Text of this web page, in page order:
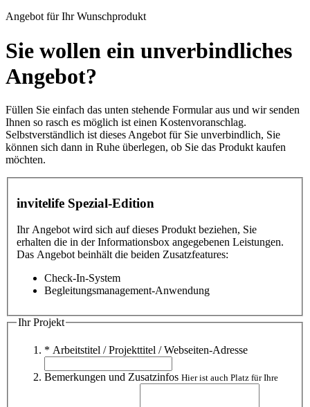
Angebot für Ihr Wunschprodukt
Sie wollen ein unverbindliches
Angebot?
Füllen Sie einfach das unten stehende Formular aus und wir senden
Ihnen so rasch es möglich ist einen Kostenvoranschlag.
Selbstverständlich ist dieses Angebot für Sie unverbindlich, Sie
können sich dann in Ruhe überlegen, ob Sie das Produkt kaufen
möchten.
invitelife Spezial-Edition
Ihr Angebot wird sich auf dieses Produkt beziehen, Sie
erhalten die in der Informationsbox angegebenen Leistungen.
Das Angebot beinhält die beiden Zusatzfeatures:
Check-In-System
Begleitungsmanagement-Anwendung
Ihr Projekt
* Arbeitstitel / Projekttitel / Webseiten-Adresse
Bemerkungen und Zusatzinfos Hier ist auch Platz für Ihre